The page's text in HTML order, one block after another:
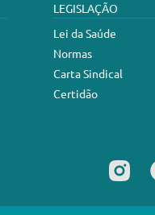
LEGISLAÇÃO
Lei da Saúde
Normas
Carta Sindical
Certidão